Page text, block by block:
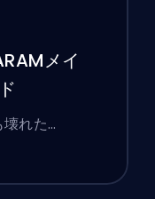
メイ
壊れた…